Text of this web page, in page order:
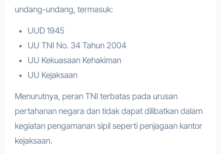
undang-undang, termasuk:
UUD 1945
UU TNI No. 34 Tahun 2004
UU Kekuasaan Kehakiman
UU Kejaksaan
Menurutnya, peran TNI terbatas pada urusan
pertahanan negara dan tidak dapat dilibatkan dalam
kegiatan pengamanan sipil seperti penjagaan kantor
kejaksaan.